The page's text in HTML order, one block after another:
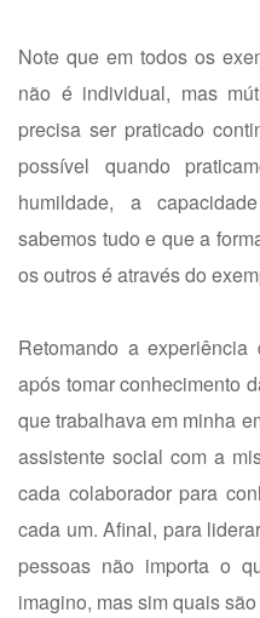
Note que em todos os
não é individual, mas
precisa ser praticado
possível quando
humildade, a
sabemos tudo e que a
os outros é através do
Retomando a
após tomar conhecimento
que trabalhava em minha
assistente social com a
cada colaborador para
cada um. Afinal, para
pessoas não importa o
imagino, mas sim quais